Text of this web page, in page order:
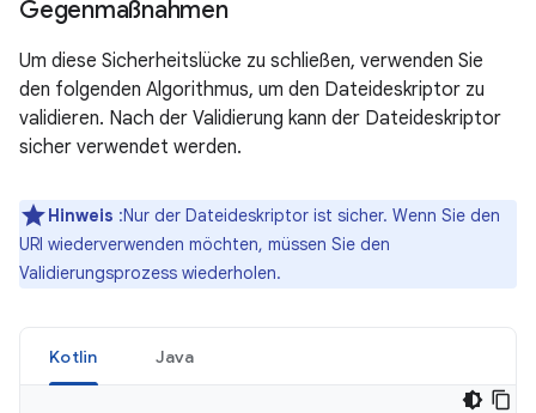
Gegenmaßnahmen
Um diese Sicherheitslücke zu schließen, verwenden Sie
den folgenden Algorithmus, um den Dateideskriptor zu
validieren. Nach der Validierung kann der Dateideskriptor
sicher verwendet werden.
Hinweis :Nur der Dateideskriptor ist sicher. Wenn Sie den
URI wiederverwenden möchten, müssen Sie den
Validierungsprozess wiederholen.
Kotlin Java